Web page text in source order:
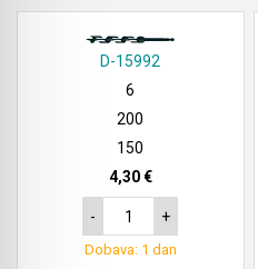
D-15992
6
200
150
4,30 €
- +
Dobava: 1 dan